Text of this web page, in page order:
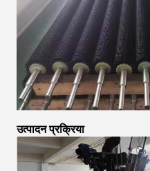
उत्पादन प्रक्रिया